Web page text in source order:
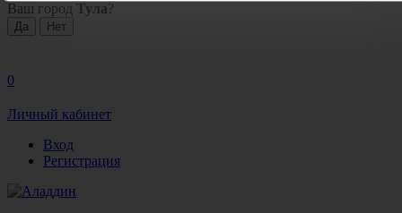
Ваш город Тула ?
0
Личный кабинет
Вход
Регистрация